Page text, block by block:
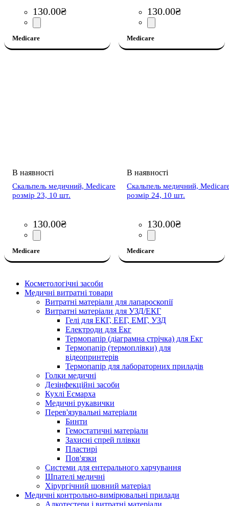
130.00₴
Medicare
130.00₴
Medicare
Скальпель медичний, Medicare
розмір 23, 10 шт.
130.00₴
Medicare
Скальпель медичний,
розмір 24, 10 шт.
130.00₴
Medicare
Косметологічні засоби
Медичні витратні товари
Витратні матеріали для лапароскопії
Витратні матеріали для УЗД/ЕКГ
Гелі для ЕКГ, ЕЕГ, ЕМГ, УЗД
Електроди для Екг
Термопапір (діаграмна стрічка) для Екг
Термопапір (термоплівки) для
відеопринтерів
Термопапір для лабораторних приладів
Голки медичні
Дезінфекційні засоби
Кухлі Есмарха
Медичні рукавички
Перев'язувальні матеріали
Бинти
Гемостатичні матеріали
Захисні спрей плівки
Пластирі
Пов'язки
Системи для ентерального харчування
Шпателі медичні
Хірургічний шовний матеріал
Медичні контрольно-вимірювальні прилади